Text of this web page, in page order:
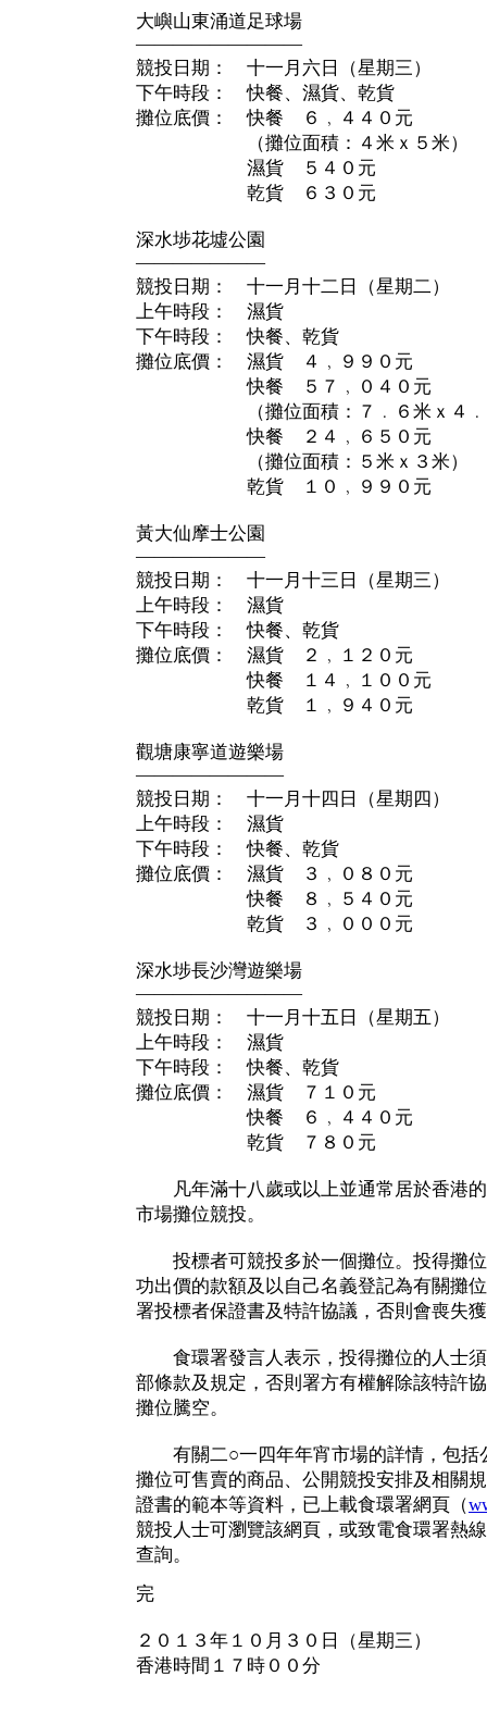
大嶼山東涌道足球場
—————————
競投日期： 十一月六日（星期三）
下午時段： 快餐、濕貨、乾貨
攤位底價： 快餐 ６﹐４４０元
（攤位面積：４米ｘ５米）
濕貨 ５４０元
乾貨 ６３０元
深水埗花墟公園
———————
競投日期： 十一月十二日（星期二）
上午時段： 濕貨
下午時段： 快餐、乾貨
攤位底價： 濕貨 ４﹐９９０元
快餐 ５７﹐０４０元
（攤位面積：７﹒６米ｘ４﹒
快餐 ２４﹐６５０元
（攤位面積：５米ｘ３米）
乾貨 １０﹐９９０元
黃大仙摩士公園
———————
競投日期： 十一月十三日（星期三）
上午時段： 濕貨
下午時段： 快餐、乾貨
攤位底價： 濕貨 ２﹐１２０元
快餐 １４﹐１００元
乾貨 １﹐９４０元
觀塘康寧道遊樂場
————————
競投日期： 十一月十四日（星期四）
上午時段： 濕貨
下午時段： 快餐、乾貨
攤位底價： 濕貨 ３﹐０８０元
快餐 ８﹐５４０元
乾貨 ３﹐０００元
深水埗長沙灣遊樂場
—————————
競投日期： 十一月十五日（星期五）
上午時段： 濕貨
下午時段： 快餐、乾貨
攤位底價： 濕貨 ７１０元
快餐 ６﹐４４０元
乾貨 ７８０元
凡年滿十八歲或以上並通常居於香港的
市場攤位競投。
投標者可競投多於一個攤位。投得攤位
功出價的款額及以自己名義登記為有關攤
署投標者保證書及特許協議，否則會喪失
食環署發言人表示，投得攤位的人士須
部條款及規定，否則署方有權解除該特許
攤位騰空。
有關二○一四年年宵市場的詳情，包括
攤位可售賣的商品、公開競投安排及相關
證書的範本等資料，已上載食環署網頁（
競投人士可瀏覽該網頁，或致電食環署熱
查詢。
完
２０１３年１０月３０日（星期三）
香港時間１７時００分